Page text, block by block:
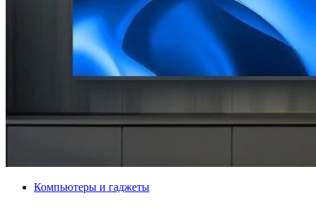
Компьютеры и гаджеты